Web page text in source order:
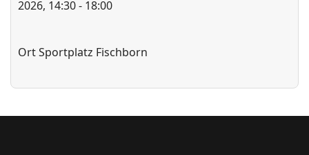
2026, 14:30 - 18:00
OrtSportplatz Fischborn
anzeigen